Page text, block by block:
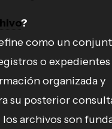
?
como un
o
organizada y
su posterior
archivos son